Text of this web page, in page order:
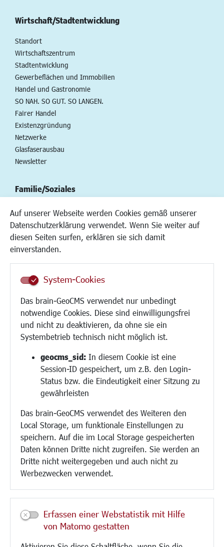
Auf unserer Webseite werden Cookies gemäß unserer
Datenschutzerklärung verwendet. Wenn Sie weiter auf
diesen Seiten surfen, erklären sie sich damit
einverstanden.
System-Cookies
Das brain-GeoCMS verwendet nur unbedingt
notwendige Cookies. Diese sind einwilligungsfrei
und nicht zu deaktivieren, da ohne sie ein
Systembetrieb technisch nicht möglich ist.
geocms_sid: In diesem Cookie ist eine
Session-ID gespeichert, um z.B. den Login-
Status bzw. die Eindeutigkeit einer Sitzung zu
gewährleisten
Das brain-GeoCMS verwendet des Weiteren den
Local Storage, um funktionale Einstellungen zu
speichern. Auf die im Local Storage gespeicherten
Daten können Dritte nicht zugreifen. Sie werden an
Dritte nicht weitergegeben und auch nicht zu
Werbezwecken verwendet.
Erfassen einer Webstatistik mit Hilfe
von Matomo gestatten
Wirtschaft/Stadtentwicklung
Standort
Wirtschaftszentrum
Stadtentwicklung
Gewerbeflächen und Immobilien
Handel und Gastronomie
SO NAH. SO GUT. SO LANGEN.
Fairer Handel
Existenzgründung
Netzwerke
Glasfaserausbau
Newsletter
Familie/Soziales
Kinderbetreuung
Kinder und Jugend
Institutionen für Familien
Frauen
Schule
Demokratie leben
Ukrainehilfe
Hilfe für Geflüchtete
Religion
Bauen/Umwelt/Mobilität
Bebauungsplanung
Verkehr/Mobilität
Glasfaserausbau
Aktuelle Baustellen
Paddelteich
CINDY S
Kultur/Freizeit/Tourismus
Veranstaltungen
Neue Stadthalle Langen